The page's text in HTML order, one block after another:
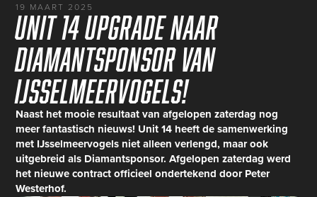
19 MAART 2025
Unit 14 upgrade naar
Diamantsponsor van
IJsselmeervogels!
Naast het mooie resultaat van afgelopen zaterdag nog
meer fantastisch nieuws! Unit 14 heeft de samenwerking
met IJsselmeervogels niet alleen verlengd, maar ook
uitgebreid als Diamantsponsor. Afgelopen zaterdag werd
het nieuwe contract officieel ondertekend door Peter
Westerhof.